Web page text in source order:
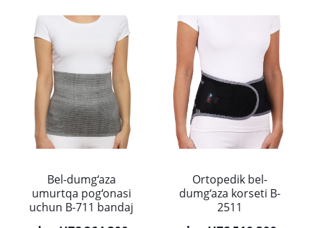
Bel-dumg‘aza
umurtqa pog‘onasi
uchun B-711 bandaj
Ortopedik bel-
dumg‘aza korseti B-
2511